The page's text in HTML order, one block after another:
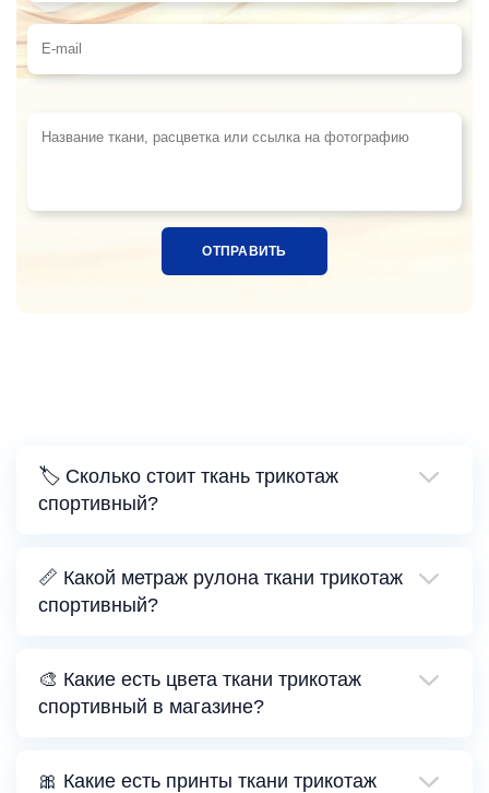
Телефон
E-mail
🏷️ Сколько стоит ткань трикотаж
спортивный?
📏 Какой метраж рулона ткани трикотаж
спортивный?
🎨 Какие есть цвета ткани трикотаж
спортивный в магазине?
🎀 Какие есть принты ткани трикотаж